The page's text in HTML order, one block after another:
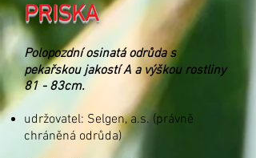
PRISKA
Polopozdní osinatá odrůda s
pekařskou jakostí A a výškou rostliny
81 - 83cm.
udržovatel: Selgen, a.s. (právně
chráněná odrůda)